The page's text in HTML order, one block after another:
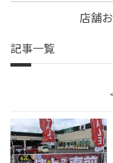
店舗
記事一覧